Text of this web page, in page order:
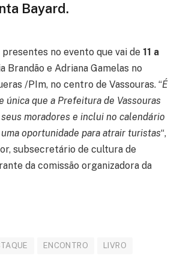
Bayard.
no evento que vai de 11 a
Brandão e Adriana Gamelas no
/PIm, no centro de Vassouras. “É
única que a Prefeitura de Vassouras
moradores e inclui no calendário
oportunidade para atrair turistas“,
subsecretário de cultura de
da comissão organizadora da
ENCONTRO LIVRO